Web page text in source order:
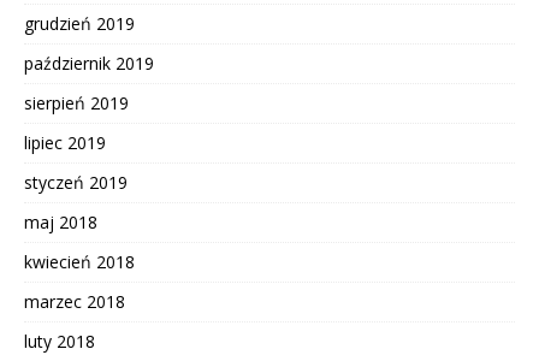
grudzień 2019
październik 2019
sierpień 2019
lipiec 2019
styczeń 2019
maj 2018
kwiecień 2018
marzec 2018
luty 2018